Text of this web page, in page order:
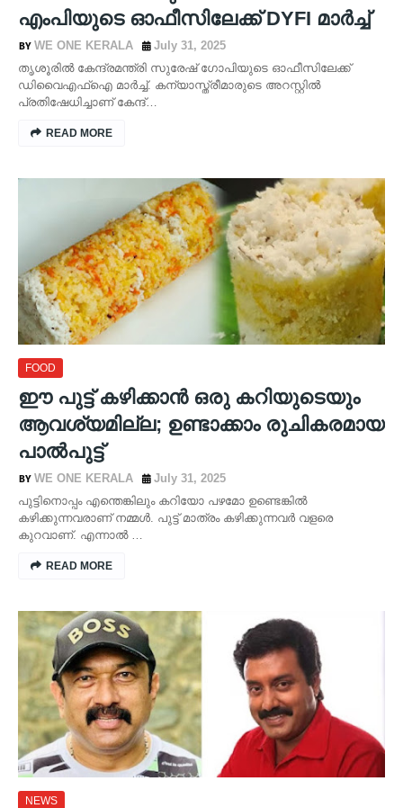
എംപിയുടെ ഓഫീസിലേക്ക് DYFI മാർച്ച്
WE ONE KERALA
July 31, 2025
തൃശൂരിൽ കേന്ദ്രമന്ത്രി സുരേഷ് ഗോപിയുടെ ഓഫീസിലേക്ക്
ഡിവൈഎഫ്ഐ മാർച്ച്. കന്യാസ്ത്രീമാരുടെ അറസ്റ്റിൽ
പ്രതിഷേധിച്ചാണ് കേന്ദ്…
READ MORE
FOOD
ഈ പുട്ട് കഴിക്കാൻ ഒരു കറിയുടെയും
ആവശ്യമില്ല; ഉണ്ടാക്കാം രുചികരമായ
പാൽപുട്ട്
WE ONE KERALA
July 31, 2025
പുട്ടിനൊപ്പം എന്തെങ്കിലും കറിയോ പഴമോ ഉണ്ടെങ്കിൽ
കഴിക്കുന്നവരാണ് നമ്മൾ. പുട്ട് മാത്രം കഴിക്കുന്നവർ വളരെ
കുറവാണ്. എന്നാൽ …
READ MORE
NEWS